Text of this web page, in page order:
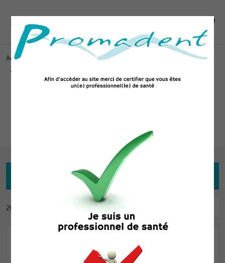
Accueil
ACCESSOIRES ET CONSOMMABLES
Filtrer
26 produits